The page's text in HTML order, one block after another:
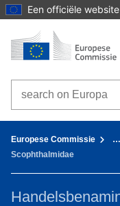
Een officiële
Ga naar de inhoud
Home - Europese
Search on Europa
Europese Commissie …
Scophthalmidae